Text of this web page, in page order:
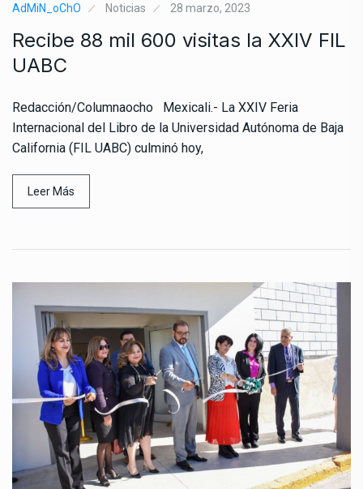
AdMiN_oChO Noticias 28 marzo, 2023
Recibe 88 mil 600 visitas la XXIV FIL
UABC
Redacción/Columnaocho Mexicali.- La XXIV Feria
Internacional del Libro de la Universidad Autónoma de Baja
California (FIL UABC) culminó hoy,
Leer Más